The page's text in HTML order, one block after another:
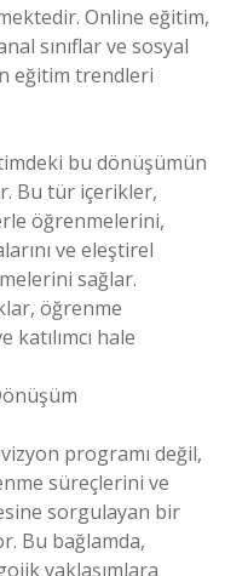
Online eğitim,
sınıflar ve sosyal
eğitim trendleri
bu dönüşümün
Bu tür içerikler,
öğrenmelerini,
ve eleştirel
sağlar.
öğrenme
hale
programı değil,
süreçlerini ve
sorgulayan bir
Bu bağlamda,
yaklaşımlara